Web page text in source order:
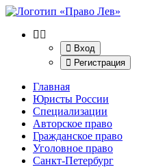
Вход
Регистрация
Главная
Юристы России
Специализации
Авторское право
Гражданское право
Уголовное право
Санкт-Петербург